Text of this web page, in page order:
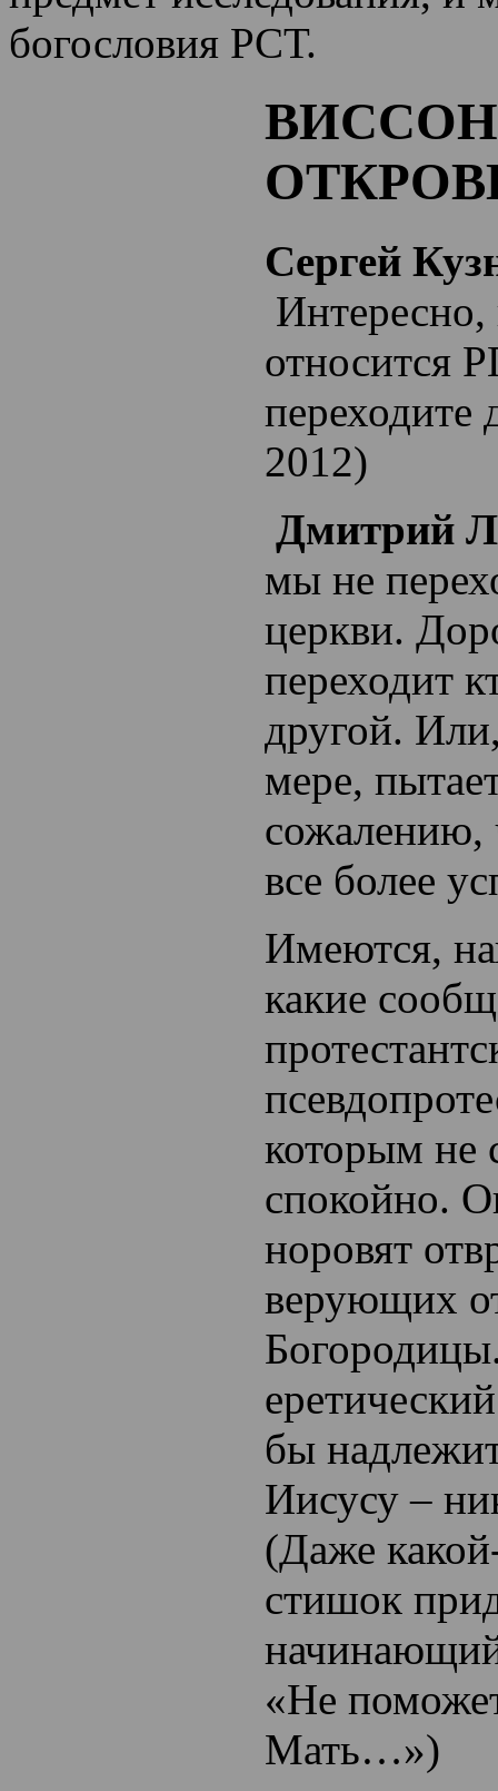
богословия РСТ.
ВИССОН
Сергей
относится
переходите
2012)
Дмитрий
мы не
церкви.
переходит
другой.
мере,
сожалению,
все более
Имеются,
какие
которым не
спокойно.
норовят
верующих
бы
Иисусу –
(Даже
стишок
«Не
Мать…»)